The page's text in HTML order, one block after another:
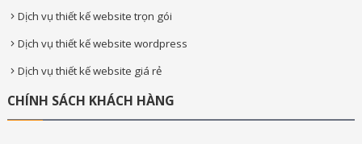
Dịch vụ thiết kế website trọn gói
Dịch vụ thiết kế website wordpress
Dịch vụ thiết kế website giá rẻ
CHÍNH SÁCH KHÁCH HÀNG